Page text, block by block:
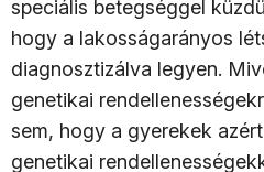
speciális betegséggel
hogy a lakosságarányos
diagnosztizálva legyen.
genetikai
sem, hogy a gyerekek
genetikai